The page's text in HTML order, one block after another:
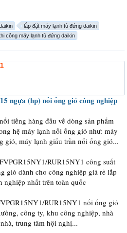
lắp đặt máy lạnh tủ đứng daikin
công máy lạnh tủ đứng daikin
ngựa (hp) nối ống gió công nghiệp
tiếng hàng đầu về dòng sản phẩm
hệ máy lạnh nối ống gió như: máy
gió, máy lạnh giấu trần nối ống gió...
RUR15NY1 công suất
gió dành cho công nghiệp giá rẻ lắp
nghiệp nhất trên toàn quốc
RUR15NY1 nối ống gió
công ty, khu công nghiệp, nhà
trung tâm hội nghị...